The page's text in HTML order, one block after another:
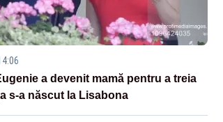
a devenit mamă pentru a treia
s-a născut la Lisabona